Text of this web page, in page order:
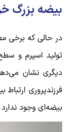
بیضه بزرگ
در حالی که برخی
تولید اسپرم و
دیگری نشان
فرزندپروری
بیضه‌ای وجود